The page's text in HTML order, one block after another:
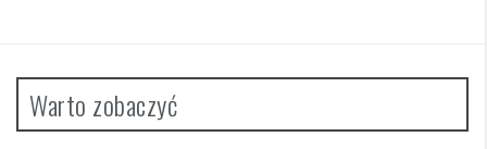
Warto zobaczyć